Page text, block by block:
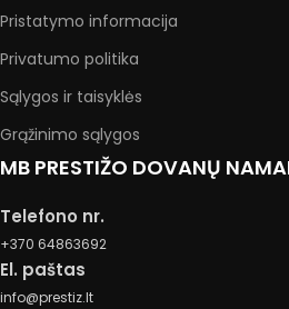
Pristatymo informacija
Privatumo politika
Sąlygos ir taisyklės
Grąžinimo sąlygos
MB PRESTIŽO DOVANŲ
Telefono nr.
+370 64863692
El. paštas
info@prestiz.lt